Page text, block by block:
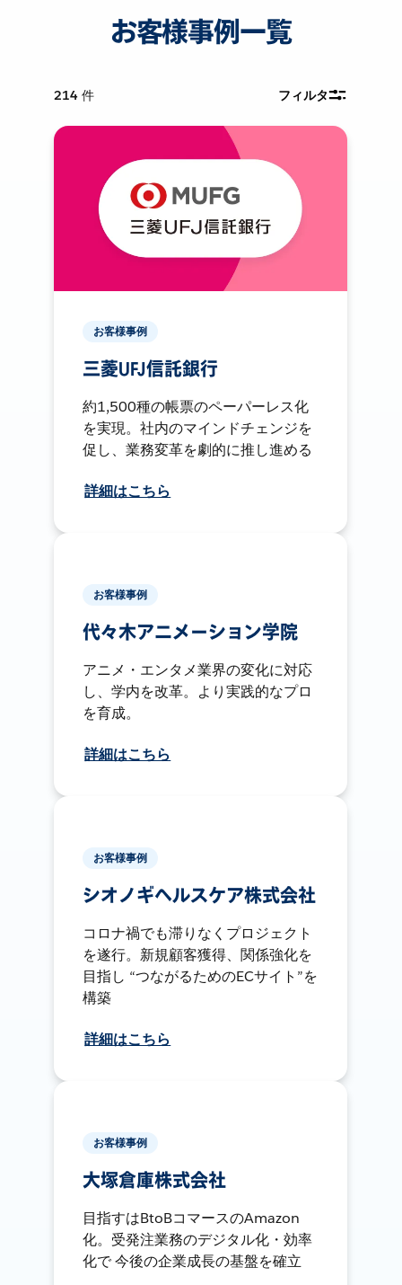
お客様事例一覧
214 件 フィルタ
お客様事例
三菱UFJ信託銀行
約1,500種の帳票のペーパーレス化
を実現。社内のマインドチェンジを
促し、業務変革を劇的に推し進める
詳細はこちら
お客様事例
代々木アニメーション学院
アニメ・エンタメ業界の変化に対応
し、学内を改革。より実践的なプロ
を育成。
詳細はこちら
お客様事例
シオノギヘルスケア株式会社
コロナ禍でも滞りなくプロジェクト
を遂行。新規顧客獲得、関係強化を
目指し “つながるためのECサイト”を
構築
詳細はこちら
お客様事例
大塚倉庫株式会社
目指すはBtoBコマースのAmazon
化。受発注業務のデジタル化・効率
化で 今後の企業成長の基盤を確立